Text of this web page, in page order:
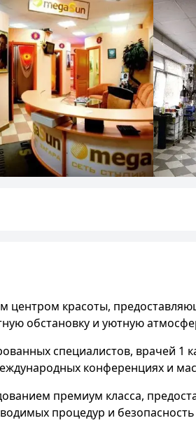
центром красоты,
обстановку и уютную
специалистов, врачей
конференциях и
премиум класса,
процедур и